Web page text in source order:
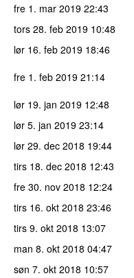
fre 1. mar 2019 22:43
tors 28. feb 2019 10:48
lør 16. feb 2019 18:46
fre 1. feb 2019 21:14
lør 19. jan 2019 12:48
lør 5. jan 2019 23:14
lør 29. dec 2018 19:44
tirs 18. dec 2018 12:43
fre 30. nov 2018 12:24
tirs 16. okt 2018 23:46
tirs 9. okt 2018 13:07
man 8. okt 2018 04:47
søn 7. okt 2018 10:57